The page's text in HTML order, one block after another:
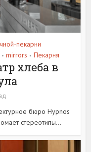
пекарни
• mirrors • Пекарня
хлеба в
бюро Hypnos
стереотипы...